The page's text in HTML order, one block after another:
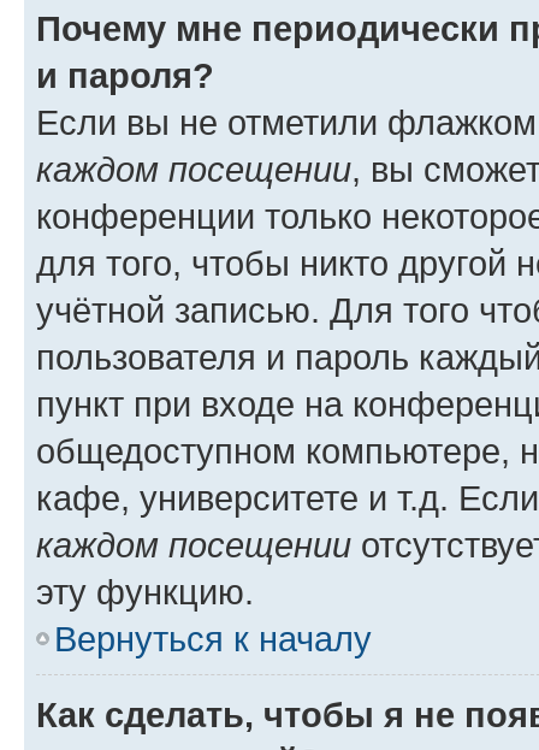
Почему мне периодически
и пароля?
Если вы не отметили
каждом посещении, вы
конференции только
для того, чтобы никто другой
учётной записью. Для того
пользователя и пароль
пункт при входе на
общедоступном компьютере,
кафе, университете и т.д.
каждом посещении
эту функцию.
Вернуться к началу
Как сделать, чтобы я не